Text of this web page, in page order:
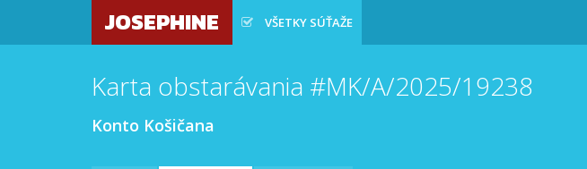
JOSEPHINE VŠETKY SÚŤAŽE
Karta obstarávania #MK/A/2025/19238
Konto Košičana